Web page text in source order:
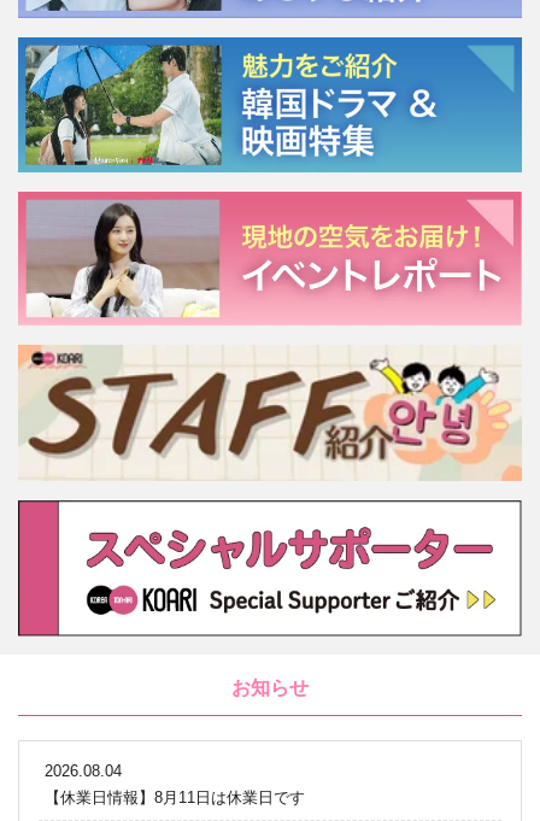
お知らせ
2026.08.04
【休業日情報】8月11日は休業日です